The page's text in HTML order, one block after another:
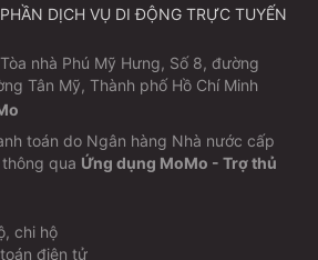
DỊCH VỤ DI ĐỘNG TRỰC TUYẾN
nhà Phú Mỹ Hưng, Số 8, đường
Tân Mỹ, Thành phố Hồ Chí Minh
toán do Ngân hàng Nhà nước cấp
qua Ứng dụng MoMo - Trợ thủ
chi hộ
điện tử